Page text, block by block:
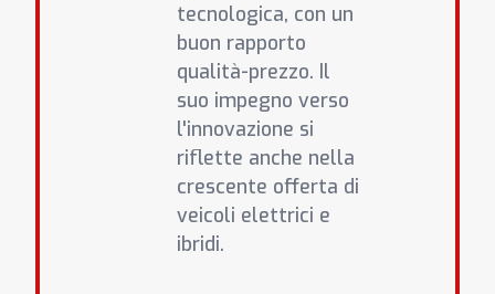
tecnologica, con un
buon rapporto
qualità-prezzo. Il
suo impegno verso
l'innovazione si
riflette anche nella
crescente offerta di
veicoli elettrici e
ibridi.